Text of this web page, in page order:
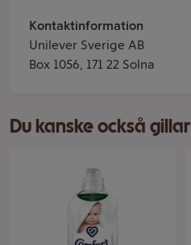
Kontaktinformation
Unilever Sverige AB
Box 1056, 171 22 Solna
Du kanske också gillar